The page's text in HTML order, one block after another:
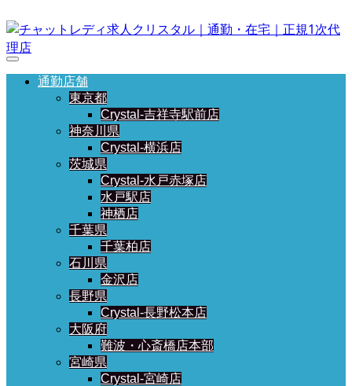
通勤店舗
東京都
Crystal-吉祥寺駅前店
神奈川県
Crystal-横浜店
茨城県
Crystal-水戸赤塚店
水戸駅店
神栖店
千葉県
千葉柏店
石川県
金沢店
長野県
Crystal-長野松本店
大阪府
難波・心斎橋店本部
宮崎県
Crystal-宮崎店